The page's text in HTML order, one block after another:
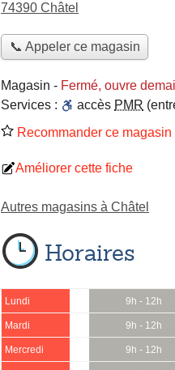
74390 Châtel
📞 Appeler ce magasin
Magasin - Fermé, ouvre
Services :
accès PMR
Recommander ce magasin
Améliorer cette fiche
Autres magasins à Châtel
Horaires
Lundi 9h - 12h
Mardi 9h - 12h
Mercredi 9h - 12h